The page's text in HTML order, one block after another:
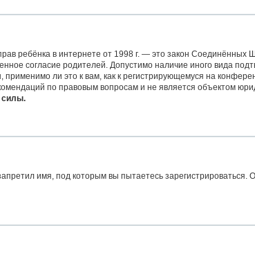
ребёнка в интернете от 1998 г. — это закон Соединённых
согласие родителей. Допустимо наличие иного вида
ли это к вам, как к регистрирующемуся на
по правовым вопросам и не является объектом
силы.
имя, под которым вы пытаетесь зарегистрироваться.